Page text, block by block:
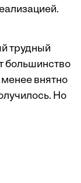
трудный
большинство
внятно
Но